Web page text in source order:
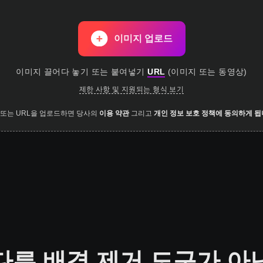
이미지 업로드
이미지 끌어다 놓기 또는 붙여넣기 URL (이미지 또는 동영상)
제한 사항 및 지원되는 형식 보기
는 URL을 업로드하면 당사의 이용 약관 그리고 개인 정보 보호 정책에 동의하게 됩